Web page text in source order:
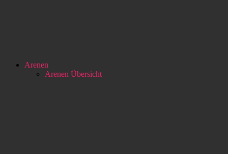
Arenen
Arenen Übersicht